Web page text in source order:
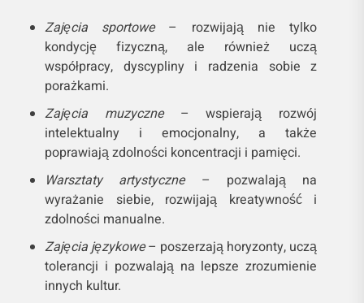
Zajęcia sportowe– rozwijają nie tylko
kondycję fizyczną, ale również uczą
współpracy, dyscypliny i radzenia sobie z
porażkami.
Zajęcia muzyczne– wspierają rozwój
intelektualny i emocjonalny, a także
poprawiają zdolności koncentracji i pamięci.
Warsztaty artystyczne– pozwalają na
wyrażanie siebie, rozwijają kreatywność i
zdolności manualne.
Zajęcia językowe– poszerzają horyzonty, uczą
tolerancji i pozwalają na lepsze zrozumienie
innych kultur.